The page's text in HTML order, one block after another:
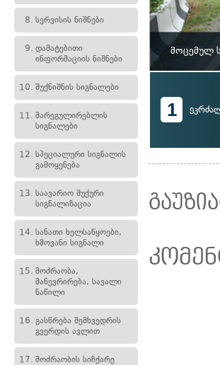
8. სერვისის ნიშნები
9. დამატებითი
ინფორმაციის ნიშნები
10. შუქნიშნის სიგნალები
11. მარეგულირებლის
სიგნალები
12. სპეციალური სიგნალის
გამოყენება
13. საავარიო შუქური
სიგნალიზაცია
14. სანათი ხელსაწყოები,
ხმოვანი სიგნალი
15. მოძრაობა,
მანევრირება, სავალი
ნაწილი
16. გასწრება შემხვედრის
გვერდის ავლით
17. მოძრაობის სიჩქარე
მოცემულ
1